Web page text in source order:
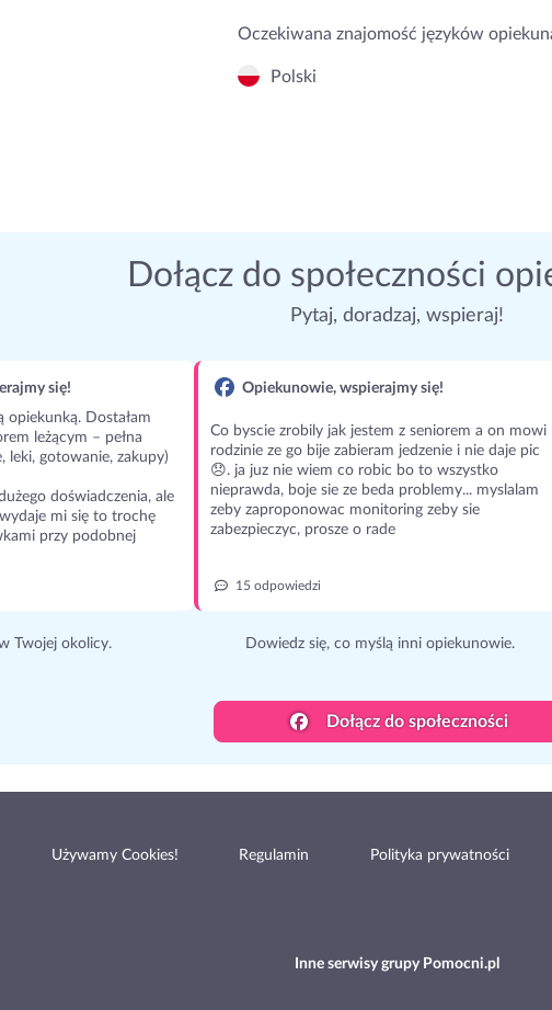
Oczekiwana znajomość języków
Polski
Dołącz do społeczności
Pytaj, doradzaj, wspieraj!
się!
opiekunką. Dostałam
leżącym – pełna
leki, gotowanie, zakupy)
doświadczenia, ale
mi się to trochę
przy podobnej
Twojej okolicy.
Opiekunowie, wspierajmy się!
Co byscie zrobily jak jestem z seniorem a on mowi
rodzinie ze go bije zabieram jedzenie i nie daje pic
😞. ja juz nie wiem co robic bo to wszystko
nieprawda, boje sie ze beda problemy... myslalam
zeby zaproponowac monitoring zeby sie
zabezpieczyc, prosze o rade
15 odpowiedzi
Dowiedz się, co myślą inni opiekunowie.
Dołącz do społeczności
Używamy Cookies! Regulamin Polityka prywatności
Inne serwisy grupy Pomocni.pl